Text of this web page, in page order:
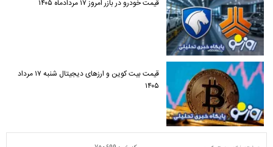
قیمت خودرو در بازر امروز ۱۷ مردادماه ۱۴۰۵
قیمت بیت کوین و ارز‌های دیجیتال شنبه ۱۷ مرداد
۱۴۰۵